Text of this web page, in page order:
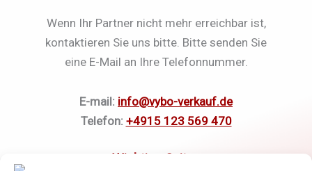
Wenn Ihr Partner nicht mehr erreichbar ist,
kontaktieren Sie uns bitte. Bitte senden Sie
eine E-Mail an Ihre Telefonnummer.
E-mail: info@vybo-verkauf.de
Telefon: +4915 123 569 470